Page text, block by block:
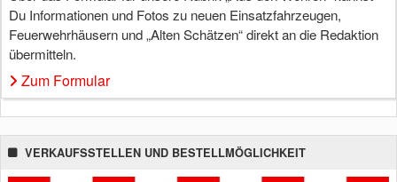
Du Informationen und Fotos zu neuen Einsatzfahrzeugen,
Feuerwehrhäusern und „Alten Schätzen“ direkt an die Redaktion
übermitteln.
Zum Formular
VERKAUFSSTELLEN UND BESTELLMÖGLICHKEIT